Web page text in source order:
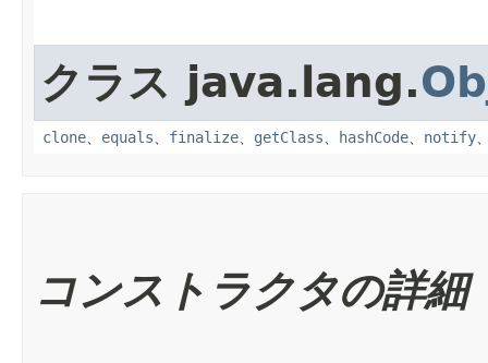
クラス java.lang.
clone、 equals、 finalize、 getClass、 hashCode、 notify
コンストラクタの詳細